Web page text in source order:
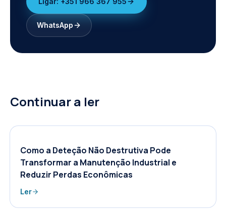
WhatsApp
Continuar a ler
Como a Deteção Não Destrutiva Pode
Transformar a Manutenção Industrial e
Reduzir Perdas Econômicas
Ler